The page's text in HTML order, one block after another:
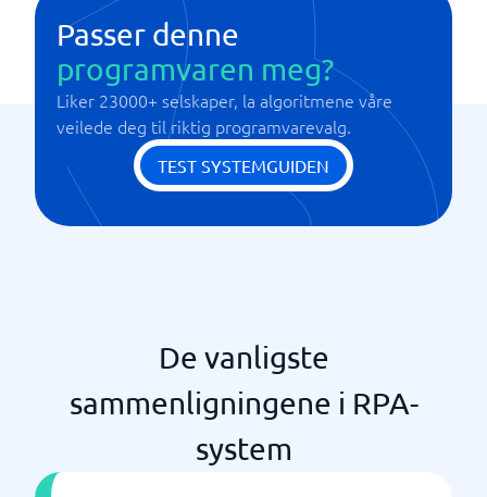
Visualiserte prosesser
Passer denne
programvaren meg?
Liker 23000+ selskaper, la algoritmene våre
veilede deg til riktig programvarevalg.
TEST SYSTEMGUIDEN
De vanligste
sammenligningene i RPA-
system